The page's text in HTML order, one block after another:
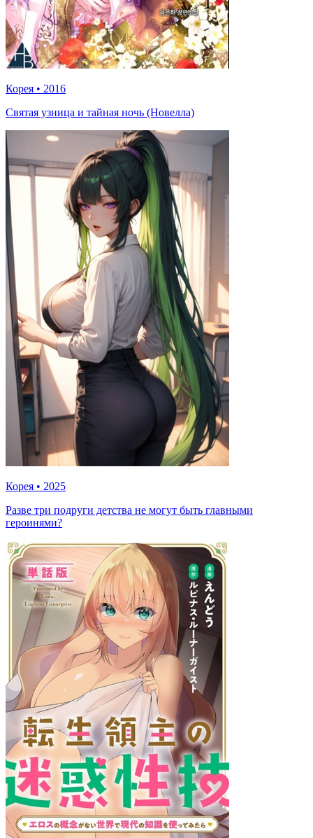
Корея • 2016
Святая узница и тайная ночь (Новелла)
Корея • 2025
Разве три подруги детства не могут быть главными
героинями?